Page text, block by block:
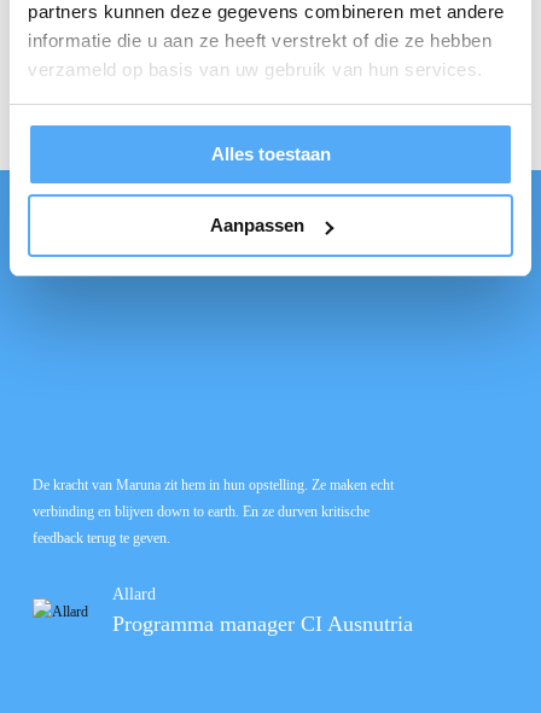
partners kunnen deze gegevens combineren met andere
informatie die u aan ze heeft verstrekt of die ze hebben
verzameld op basis van uw gebruik van hun services.
Alles toestaan
Aanpassen
De kracht van Maruna zit hem in hun opstelling. Ze maken echt
verbinding en blijven down to earth. En ze durven kritische
feedback terug te geven.
Allard
Programma manager CI Ausnutria